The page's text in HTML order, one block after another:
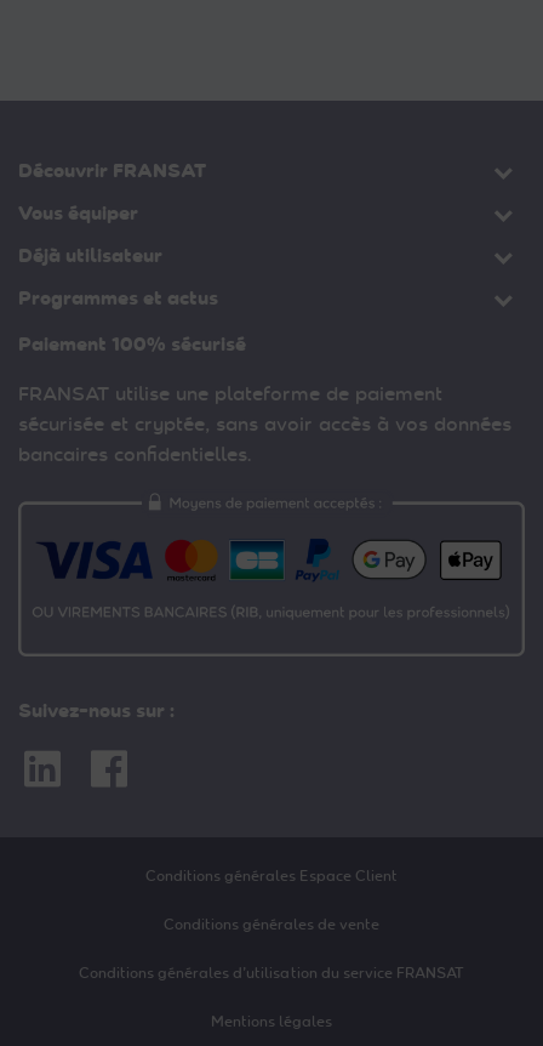
Découvrir FRANSAT
Vous équiper
Déjà utilisateur
Programmes et actus
Paiement 100% sécurisé
FRANSAT utilise une plateforme de paiement
sécurisée et cryptée, sans avoir accès à vos données
bancaires confidentielles.
Suivez-nous sur :
LinkedinFacebook
Conditions générales Espace Client
Conditions générales de vente
Conditions générales d’utilisation du service FRANSAT
Mentions légales